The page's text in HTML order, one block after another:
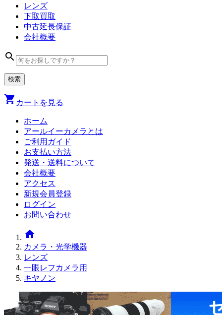
レンズ
下取買取
中古延長保証
会社概要
search
shopping_cart カートを見る
ホーム
アールイーカメラとは
ご利用ガイド
お支払い方法
発送・送料について
会社概要
アクセス
新規会員登録
ログイン
お問い合わせ
home
カメラ・光学機器
レンズ
一眼レフカメラ用
キヤノン